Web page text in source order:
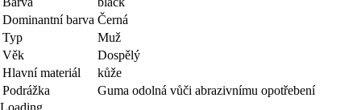
Dominantní barva Černá
Typ
Muž
Věk
Dospělý
Hlavní materiál
kůže
Podrážka
Guma odolná vůči abrazivnímu opotřebení
Loading...